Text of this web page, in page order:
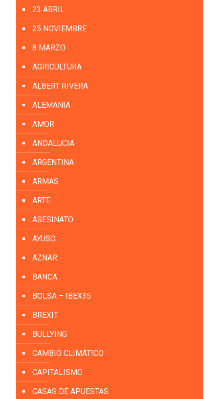
23 ABRIL
25 NOVIEMBRE
8 MARZO
AGRICULTURA
ALBERT RIVERA
ALEMANIA
AMOR
ANDALUCIA
ARGENTINA
ARMAS
ARTE
ASESINATO
AYUSO
AZNAR
BANCA
BOLSA – IBEX35
BREXIT
BULLYING
CAMBIO CLIMÁTICO
CAPITALISMO
CASAS DE APUESTAS